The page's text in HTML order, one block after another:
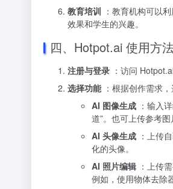
教育培训 ：教育机构可以
效果和学生的兴趣。
四、Hotpot.ai 使用方
注册与登录 ：访问
选择功能：根据创作需求，
AI 图像生成 ：输入
道”。也可上传参考
AI 头像生成 ：上传
化的头像。
AI 照片编辑 ：上传
例如，使用物体去除